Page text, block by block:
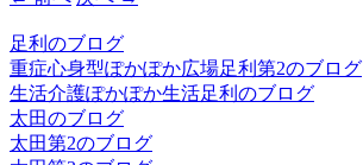
足利のブログ
重症心身型ぽかぽか広場足利第2のブログ
生活介護ぽかぽか生活足利のブログ
太田のブログ
太田第2のブログ